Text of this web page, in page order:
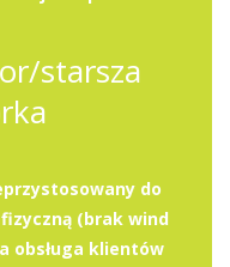
starsza
do
(brak wind
obsługa klientów